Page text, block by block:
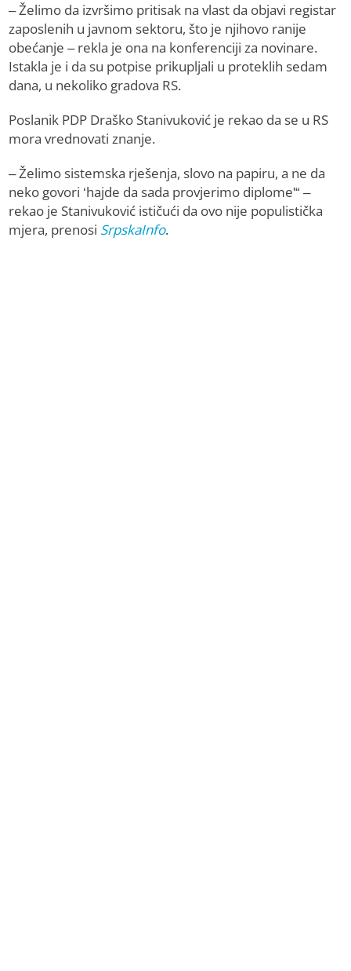
– Želimo da izvršimo pritisak na vlast da objavi registar
zaposlenih u javnom sektoru, što je njihovo ranije
obećanje – rekla je ona na konferenciji za novinare.
Istakla je i da su potpise prikupljali u proteklih sedam
dana, u nekoliko gradova RS.
Poslanik PDP Draško Stanivuković je rekao da se u RS
mora vrednovati znanje.
– Želimo sistemska rješenja, slovo na papiru, a ne da
neko govori ‘hajde da sada provjerimo diplome'“ –
rekao je Stanivuković ističući da ovo nije populistička
mjera, prenosi SrpskaInfo.